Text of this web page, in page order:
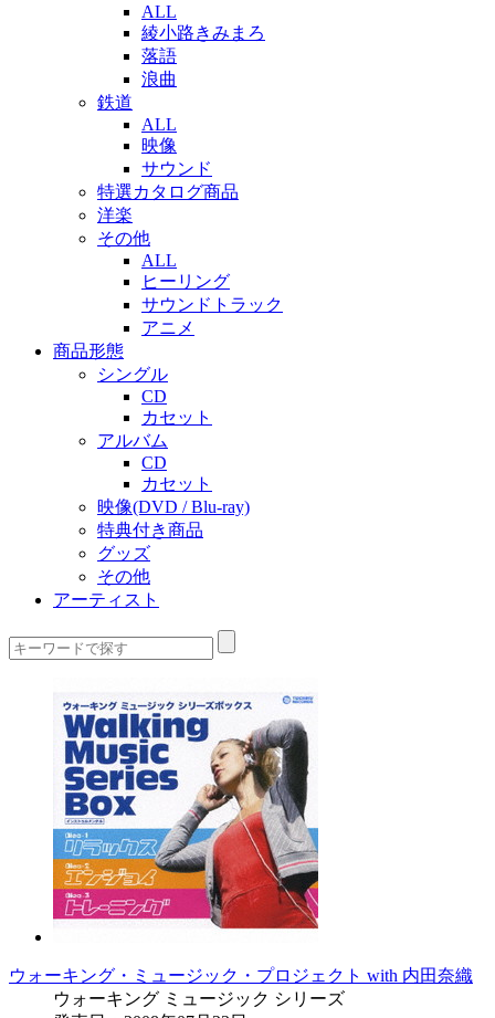
ALL
綾小路きみまろ
落語
浪曲
鉄道
ALL
映像
サウンド
特選カタログ商品
洋楽
その他
ALL
ヒーリング
サウンドトラック
アニメ
商品形態
シングル
CD
カセット
アルバム
CD
カセット
映像(DVD / Blu-ray)
特典付き商品
グッズ
その他
アーティスト
ウォーキング・ミュージック・プロジェクト with 内田奈織
ウォーキング ミュージック シリーズ